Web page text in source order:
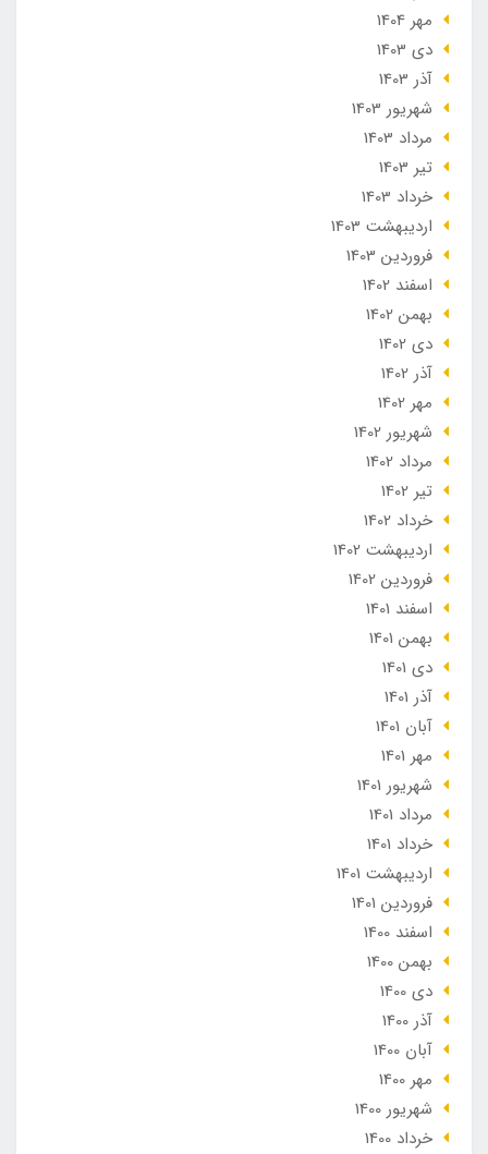
مهر 1404
دی 1403
آذر 1403
شهریور 1403
مرداد 1403
تير 1403
خرداد 1403
ارديبهشت 1403
فروردین 1403
اسفند 1402
بهمن 1402
دی 1402
آذر 1402
مهر 1402
شهریور 1402
مرداد 1402
تير 1402
خرداد 1402
ارديبهشت 1402
فروردین 1402
اسفند 1401
بهمن 1401
دی 1401
آذر 1401
آبان 1401
مهر 1401
شهریور 1401
مرداد 1401
خرداد 1401
ارديبهشت 1401
فروردین 1401
اسفند 1400
بهمن 1400
دی 1400
آذر 1400
آبان 1400
مهر 1400
شهریور 1400
خرداد 1400